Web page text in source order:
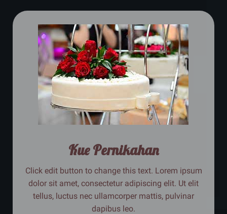
Kue Pernikahan
Click edit button to change this text. Lorem ipsum
dolor sit amet, consectetur adipiscing elit. Ut elit
tellus, luctus nec ullamcorper mattis, pulvinar
dapibus leo.